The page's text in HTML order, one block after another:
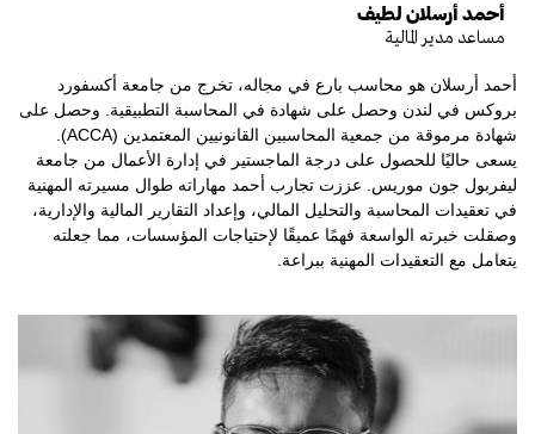
أحمد أرسلان لطيف
مساعد مدير المالية
أحمد أرسلان هو محاسب بارع في مجاله، تخرج من جامعة أكسفورد
بروكس في لندن وحصل على شهادة في المحاسبة التطبيقية. وحصل على
شهادة مرموقة من جمعية المحاسبين القانونيين المعتمدين (ACCA).
يسعى حاليًا للحصول على درجة الماجستير في إدارة الأعمال من جامعة
ليفربول جون موريس. عززت تجارب أحمد مهاراته طوال مسيرته المهنية
في تعقيدات المحاسبة والتحليل المالي، وإعداد التقارير المالية والإدارية،
وصقلت خبرته الواسعة فهمًا عميقًا لإحتياجات المؤسسات، مما جعلته
يتعامل مع التعقيدات المهنية ببراعة.